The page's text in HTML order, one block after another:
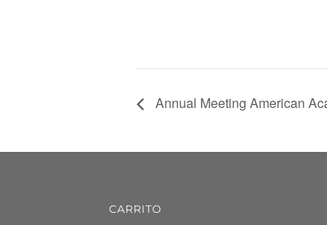
Annual Meeting American
CARRITO